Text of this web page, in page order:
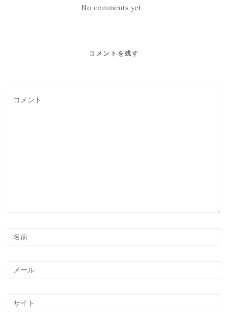
No comments yet
コメントを残す